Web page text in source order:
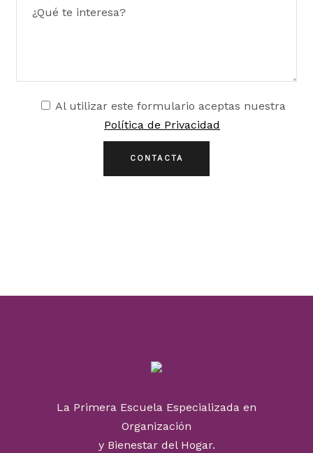
Al utilizar este formulario aceptas nuestra
Política de Privacidad
CONTACTA
La Primera Escuela Especializada en
Organización
y Bienestar del Hogar.